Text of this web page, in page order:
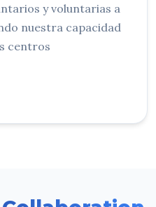
y voluntarias a
nuestra capacidad
centros